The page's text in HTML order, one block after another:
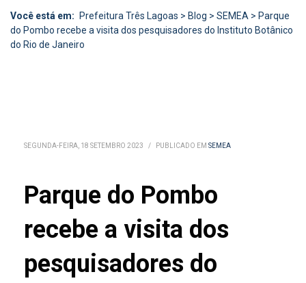
Você está em: Prefeitura Três Lagoas > Blog > SEMEA > Parque
do Pombo recebe a visita dos pesquisadores do Instituto Botânico
do Rio de Janeiro
SEGUNDA-FEIRA, 18 SETEMBRO 2023 / PUBLICADO EM SEMEA
Parque do Pombo
recebe a visita dos
pesquisadores do